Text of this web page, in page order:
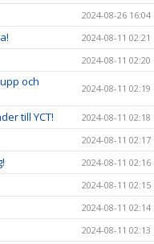
2024-08-26 16:04
2024-08-11 02:21
2024-08-11 02:20
och
2024-08-11 02:19
till YCT! 2024-08-11 02:18
2024-08-11 02:17
2024-08-11 02:16
2024-08-11 02:15
2024-08-11 02:14
2024-08-11 02:13